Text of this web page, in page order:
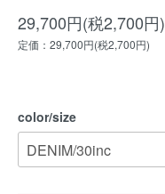
29,700円(税2,700円)
定価：29,700円(税2,700円)
color/size